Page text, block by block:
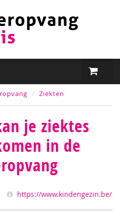
Ziekten
je ziektes
in de
https://www.kindengezin.be/